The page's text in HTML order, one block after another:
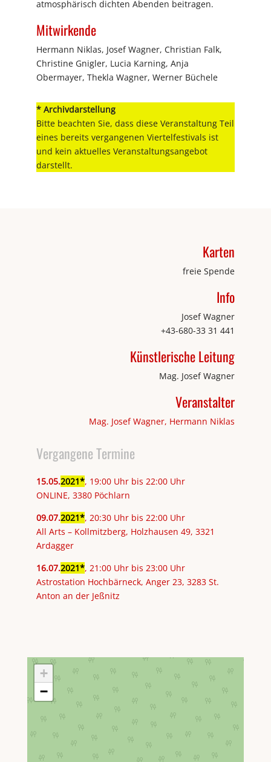
atmosphärisch dichten Abenden beitragen.
Mitwirkende
Hermann Niklas, Josef Wagner, Christian Falk,
Christine Gnigler, Lucia Karning, Anja
Obermayer, Thekla Wagner, Werner Büchele
* Archivdarstellung
Bitte beachten Sie, dass diese Veranstaltung Teil
eines bereits vergangenen Viertelfestivals ist
und kein aktuelles Veranstaltungsangebot
darstellt.
Karten
freie Spende
Info
Josef Wagner
+43-680-33 31 441
Künstlerische Leitung
Mag. Josef Wagner
Veranstalter
Mag. Josef Wagner, Hermann Niklas
Vergangene Termine
15.05.2021 , 19:00 Uhr bis 22:00 Uhr
ONLINE, 3380 Pöchlarn
09.07.2021 , 20:30 Uhr bis 22:00 Uhr
All Arts – Kollmitzberg, Holzhausen 49, 3321
Ardagger
16.07.2021 , 21:00 Uhr bis 23:00 Uhr
Astrostation Hochbärneck, Anger 23, 3283 St.
Anton an der Jeßnitz
+
−